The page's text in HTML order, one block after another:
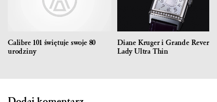
Calibre 101 świętuje swoje 80
urodziny
Diane Kruger i Grande Reverso
Lady Ultra Thin